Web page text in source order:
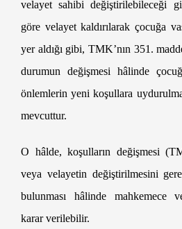
velayet sahibi değiştirilebileceği
göre velayet kaldırılarak çocuğa
yer aldığı gibi, TMK’nın 351.
durumun değişmesi hâlinde
önlemlerin yeni koşullara
mevcuttur.
O hâlde, koşulların değişmesi
veya velayetin değiştirilmesini
bulunması hâlinde mahkemece
karar verilebilir.